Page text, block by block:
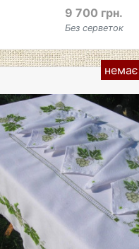
9 700 грн.
Без серветок